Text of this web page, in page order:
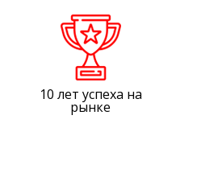
10 лет успеха на
рынке